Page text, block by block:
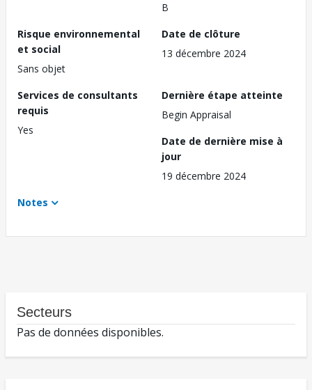
B
Risque environnemental
et social
Sans objet
Date de clôture
13 décembre 2024
Services de consultants
requis
Yes
Dernière étape atteinte
Begin Appraisal
Date de dernière mise à
jour
19 décembre 2024
Notes
Secteurs
Pas de données disponibles.